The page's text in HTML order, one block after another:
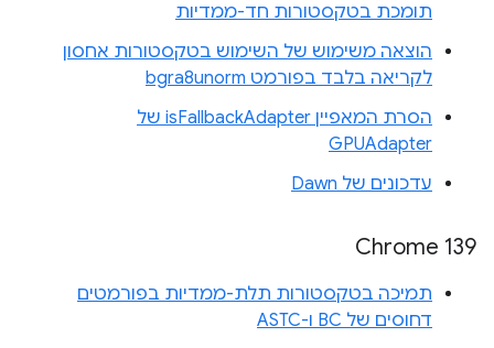
תומכת בטקסטורות חד-ממדיות
הוצאה משימוש של השימוש בטקסטורות אחסון
לקריאה בלבד בפורמט bgra8unorm
הסרת המאפיין isFallbackAdapter של
GPUAdapter
עדכונים של Dawn
Chrome 139
תמיכה בטקסטורות תלת-ממדיות בפורמטים
דחוסים של BC ו-ASTC